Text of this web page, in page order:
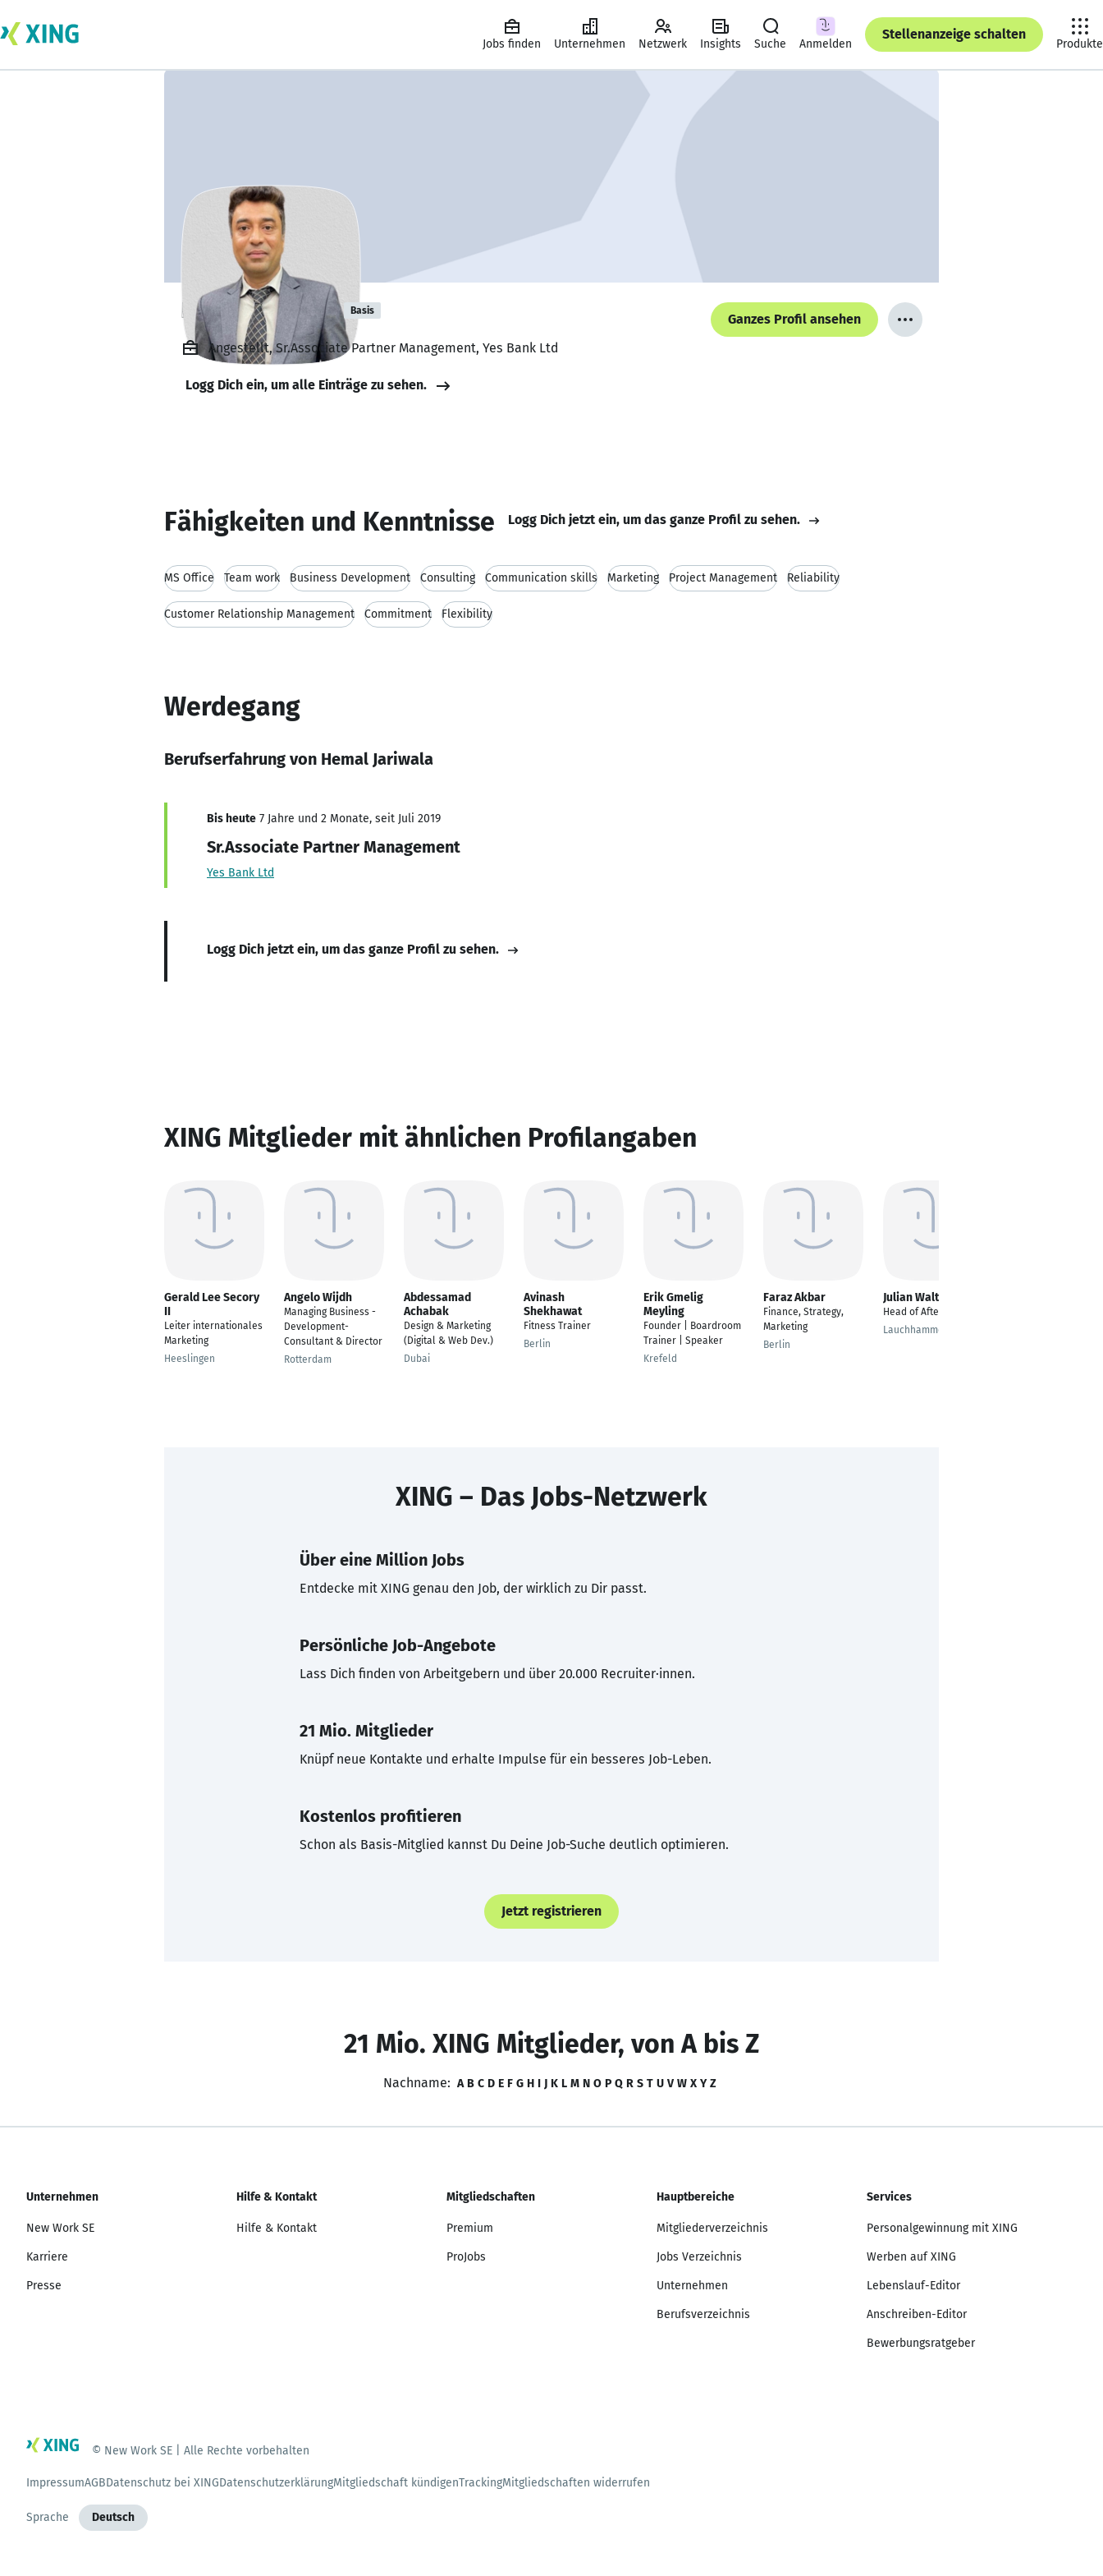
Jobs finden Unternehmen Netzwerk Insights Suche Anmelden
Stellenanzeige schalten
Produkte
Hemal Jariwala Basis
Ganzes Profil ansehen
Angestellt, Sr.Associate Partner Management, Yes Bank Ltd
Logg Dich ein, um alle Einträge zu sehen.
Fähigkeiten und Kenntnisse Logg Dich jetzt ein, um das ganze Profil zu sehen.
MS Office Team work Business Development Consulting Communication skills Marketing Project Management Reliability
Customer Relationship Management Commitment Flexibility
Werdegang
Berufserfahrung von Hemal Jariwala
Bis heute 7 Jahre und 2 Monate, seit Juli 2019
Sr.Associate Partner Management
Yes Bank Ltd
Logg Dich jetzt ein, um das ganze Profil zu sehen.
XING Mitglieder mit ähnlichen Profilangaben
Gerald Lee Secory
II
Leiter internationales
Marketing
Heeslingen
Angelo Wijdh
Managing Business -
Development-
Consultant & Director
Rotterdam
Abdessamad
Achabak
Design & Marketing
(Digital & Web Dev.)
Dubai
Avinash
Shekhawat
Fitness Trainer
Berlin
Erik Gmelig
Meyling
Founder | Boardroom
Trainer | Speaker
Krefeld
Faraz Akbar
Finance, Strategy,
Marketing
Berlin
Julian Walther
Head of Aftermarket
Lauchhammer
XING – Das Jobs-Netzwerk
Über eine Million Jobs
Entdecke mit XING genau den Job, der wirklich zu Dir passt.
Persönliche Job-Angebote
Lass Dich finden von Arbeitgebern und über 20.000 Recruiter·innen.
21 Mio. Mitglieder
Knüpf neue Kontakte und erhalte Impulse für ein besseres Job-Leben.
Kostenlos profitieren
Schon als Basis-Mitglied kannst Du Deine Job-Suche deutlich optimieren.
Jetzt registrieren
21 Mio. XING Mitglieder, von A bis Z
Nachname: A B C D E F G H I J K L M N O P Q R S T U V W X Y Z
Unternehmen
New Work SE
Karriere
Presse
Hilfe & Kontakt
Hilfe & Kontakt
Mitgliedschaften
Premium
ProJobs
Hauptbereiche
Mitgliederverzeichnis
Jobs Verzeichnis
Unternehmen
Berufsverzeichnis
Services
Personalgewinnung mit XING
Werben auf XING
Lebenslauf-Editor
Anschreiben-Editor
Bewerbungsratgeber
© New Work SE | Alle Rechte vorbehalten
ImpressumAGBDatenschutz bei XINGDatenschutzerklärungMitgliedschaft kündigenTrackingMitgliedschaften widerrufen
Sprache Deutsch